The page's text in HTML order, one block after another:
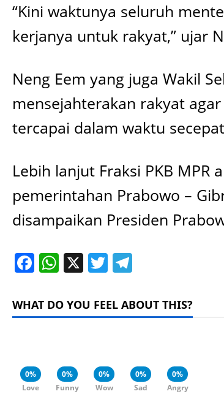
“Kini waktunya seluruh
kerjanya untuk rakyat,” ujar
Neng Eem yang juga Wakil
mensejahterakan rakyat
tercapai dalam waktu
Lebih lanjut Fraksi PKB
pemerintahan Prabowo –
disampaikan Presiden
Facebook
WhatsApp
X Twitter
WHAT DO YOU FEEL ABOUT THIS?
0%
Love
0%
Funny
0%
Wow
0%
Sad
0%
Angry